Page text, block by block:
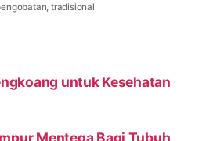
,tradisional
untuk Kesehatan
Mentega Bagi Tubuh